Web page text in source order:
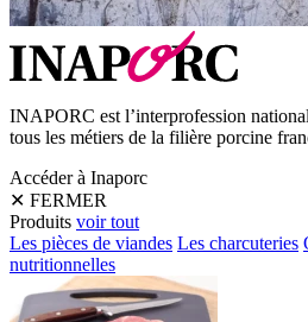
INAPORC est l’interprofession
tous les métiers de la filière porcine
Accéder à Inaporc
✕ FERMER
Produits voir tout
Les pièces de viandes Les charcuteries
nutritionnelles